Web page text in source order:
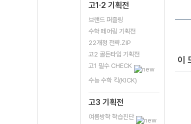
고1·2 기획전
브랜드 퍼즐링
수학 페어링 기획전
22개정 전략.ZIP
고2 골든타임 기획전
고1 필수 CHECK
수능 수학 킥(KICK)
고3 기획전
여름방학 학습진단
이
학기 중간고사 대
제편 확률과 통